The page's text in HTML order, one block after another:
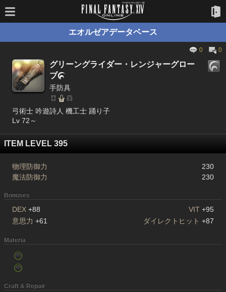
エオルゼアデータベース
0 0
グリーングライダー・レンジャーグロー
ブ
手防具
弓術士 吟遊詩人 機工士 踊り子
Lv 72～
ITEM LEVEL 395
物理防御力
230
魔法防御力
230
Bonuses
DEX +88 VIT +95
意思力 +61 ダイレクトヒット +87
Materia
Craft & Repair